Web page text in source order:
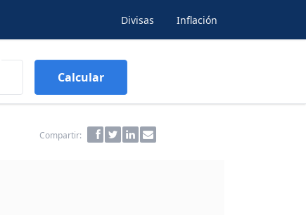
Divisas Inflación
Calcular
Compartir: